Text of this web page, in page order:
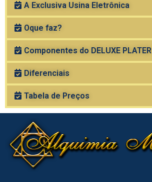
A Exclusiva Usina Eletrônica
Oque faz?
Componentes do DELUXE PLATER
Diferenciais
Tabela de Preços